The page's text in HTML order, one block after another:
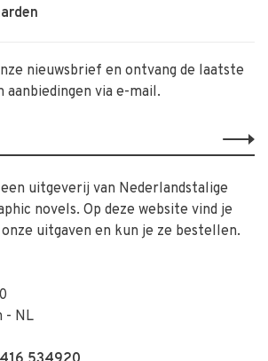
nieuwsbrief en ontvang de laatste
aanbiedingen via e-mail.
uitgeverij van Nederlandstalige
novels. Op deze website vind je
uitgaven en kun je ze bestellen.
- NL